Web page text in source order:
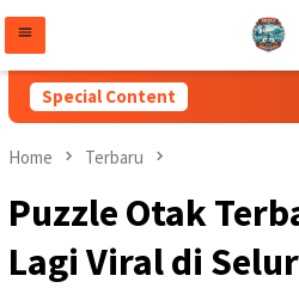
content
Special Content
Home Terbaru
Puzzle Otak
Lagi Viral di